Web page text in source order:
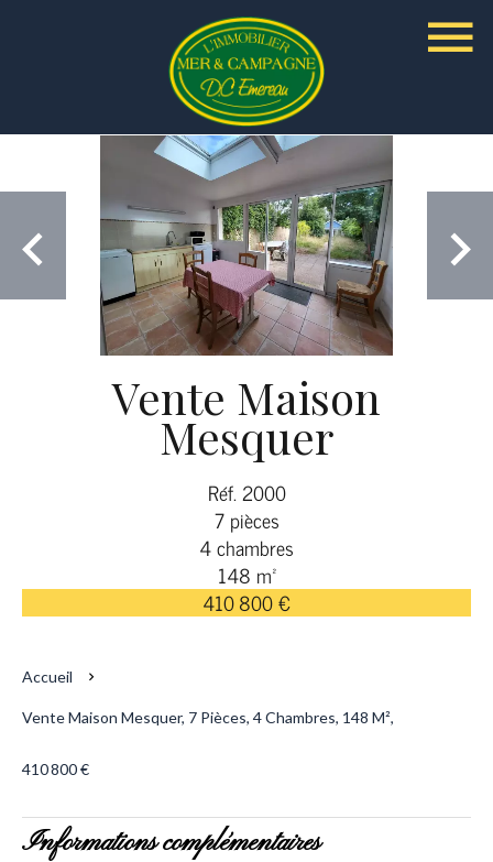
Vente Maison
Mesquer
Réf. 2000
7 pièces
4 chambres
148 m²
410 800 €
Accueil
Vente Maison Mesquer, 7 Pièces, 4 Chambres, 148 M²,
410 800 €
Informations complémentaires